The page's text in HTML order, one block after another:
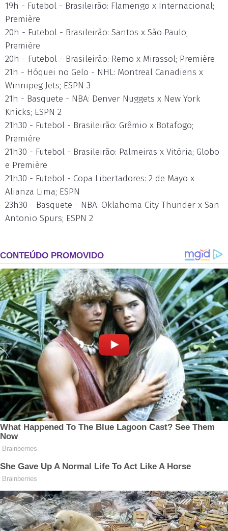
19h - Futebol - Brasileirão: Flamengo x Internacional;
Première
20h - Futebol - Brasileirão: Santos x São Paulo;
Première
20h - Futebol - Brasileirão: Remo x Mirassol; Première
21h - Hóquei no Gelo - NHL: Montreal Canadiens x
Winnipeg Jets; ESPN 3
21h - Basquete - NBA: Denver Nuggets x New York
Knicks; ESPN 2
21h30 - Futebol - Brasileirão: Grêmio x Botafogo;
Première
21h30 - Futebol - Brasileirão: Palmeiras x Vitória; Globo
e Première
21h30 - Futebol - Copa Libertadores: 2 de Mayo x
Alianza Lima; ESPN
23h30 - Basquete - NBA: Oklahoma City Thunder x San
Antonio Spurs; ESPN 2